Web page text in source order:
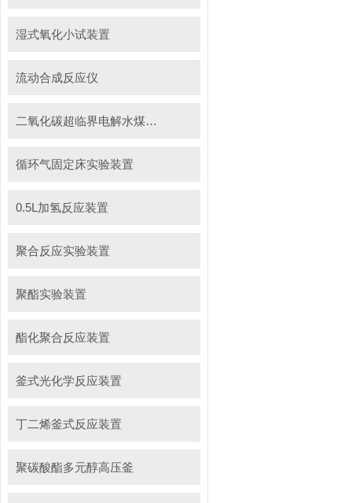
湿式氧化小试装置
流动合成反应仪
二氧化碳超临界电解水煤浆制甲烷装置
循环气固定床实验装置
0.5L加氢反应装置
聚合反应实验装置
聚酯实验装置
酯化聚合反应装置
釜式光化学反应装置
丁二烯釜式反应装置
聚碳酸酯多元醇高压釜